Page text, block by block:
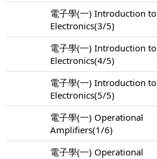
電子學(一) Introduction to
Electronics(3/5)
電子學(一) Introduction to
Electronics(4/5)
電子學(一) Introduction to
Electronics(5/5)
電子學(一) Operational
Amplifiers(1/6)
電子學(一) Operational